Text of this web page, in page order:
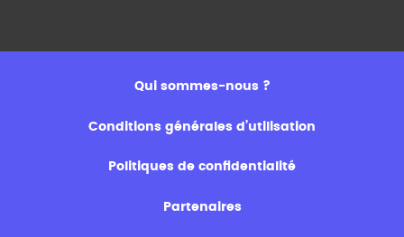
Qui sommes-nous ?
Conditions générales d’utilisation
Politiques de confidentialité
Partenaires